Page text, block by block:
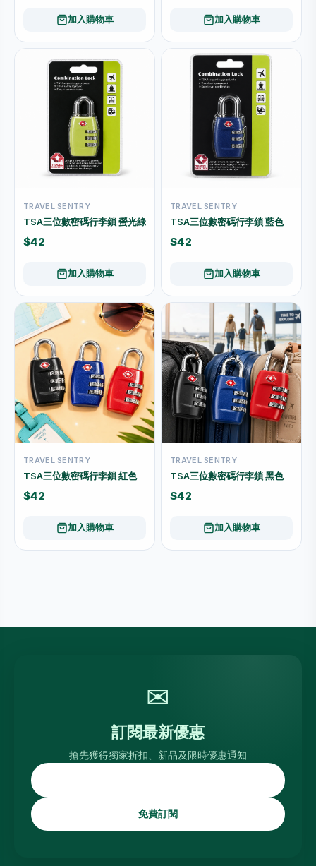
加入購物車 加入購物車
TRAVEL SENTRY
TSA三位數密碼行李鎖 螢光綠
$42
加入購物車
TRAVEL SENTRY
TSA三位數密碼行李鎖 藍色
$42
加入購物車
TRAVEL SENTRY
TSA三位數密碼行李鎖 紅色
$42
加入購物車
TRAVEL SENTRY
TSA三位數密碼行李鎖 黑色
$42
加入購物車
✉
訂閱最新優惠
搶先獲得獨家折扣、新品及限時優惠通知
免費訂閱